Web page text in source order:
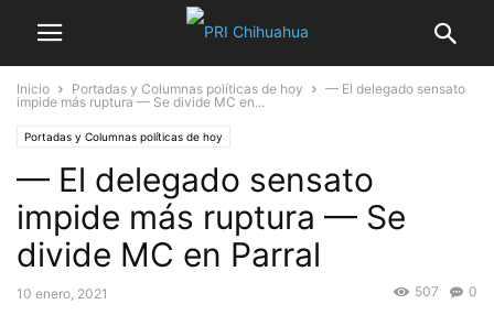
Inicio Portadas y Columnas políticas de hoy
— El delegado sensato
impide más ruptura — Se divide MC en...
Portadas y Columnas políticas de hoy
— El delegado sensato
impide más ruptura — Se
divide MC en Parral
10 enero, 2021 0
507